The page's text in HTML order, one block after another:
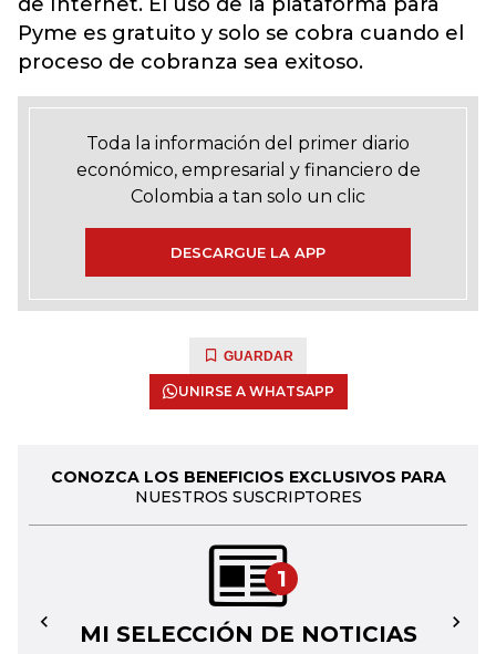
Pyme es gratuito y solo se cobra cuando el
proceso de cobranza sea exitoso.
Toda la información del primer diario
económico, empresarial y financiero de
Colombia a tan solo un clic
DESCARGUE LA APP
GUARDAR
UNIRSE A WHATSAPP
CONOZCA LOS BENEFICIOS EXCLUSIVOS PARA
NUESTROS SUSCRIPTORES
1
MI SELECCIÓN DE NOTICIAS
← →